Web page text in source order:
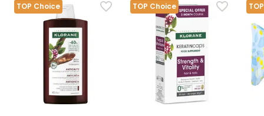
TOP Choice TOP Choice